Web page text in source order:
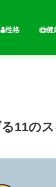
性格 健
11の